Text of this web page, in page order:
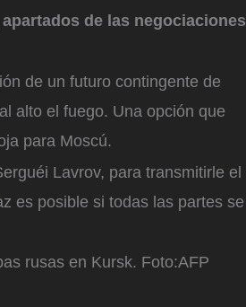
de las negociaciones
de un futuro contingente de
alto el fuego. Una opción que
para Moscú.
Lavrov, para transmitirle el
es posible si todas las partes se
rusas en Kursk. Foto:AFP